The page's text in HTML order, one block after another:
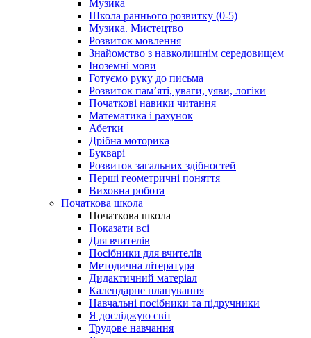
Музика
Школа раннього розвитку (0-5)
Музика. Мистецтво
Розвиток мовлення
Знайомство з навколишнім середовищем
Іноземні мови
Готуємо руку до письма
Розвиток пам’яті, уваги, уяви, логіки
Початкові навики читання
Математика і рахунок
Абетки
Дрібна моторика
Букварі
Розвиток загальних здібностей
Перші геометричні поняття
Виховна робота
Початкова школа
Початкова школа
Показати всі
Для вчителів
Посібники для вчителів
Методична література
Дидактичний матеріал
Календарне планування
Навчальні посібники та підручники
Я досліджую світ
Трудове навчання